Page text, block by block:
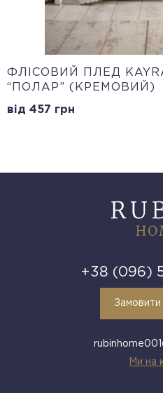
ФЛІСОВИЙ ПЛЕД
“ПОЛАР” (КРЕМОВИЙ)
від 457 грн
+38 (096)
Замовити
Ми на